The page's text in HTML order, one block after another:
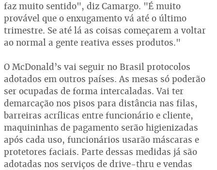
faz muito sentido", diz Camargo. "É muito
provável que o enxugamento vá até o último
trimestre. Se até lá as coisas começarem a voltar
ao normal a gente reativa esses produtos."
O McDonald’s vai seguir no Brasil protocolos
adotados em outros países. As mesas só poderão
ser ocupadas de forma intercaladas. Vai ter
demarcação nos pisos para distância nas filas,
barreiras acrílicas entre funcionário e cliente,
maquininhas de pagamento serão higienizadas
após cada uso, funcionários usarão máscaras e
protetores faciais. Parte dessas medidas já são
adotadas nos serviços de drive-thru e vendas